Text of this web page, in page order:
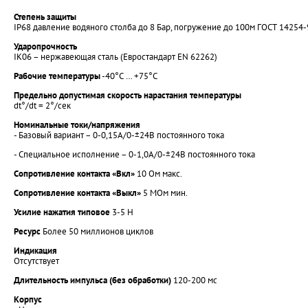
Степень защиты
IP68 давление водяного столба до 8 Бар, погружение до 100м ГОСТ
Ударопрочность
IK06 – нержавеющая сталь (Евростандарт EN 62262)
Рабочие температуры-40°С … +75°С
Предельно допустимая скорость нарастания температуры
dt°/dt = 2°/сек
Номинальные токи/напряжения
- Базовый вариант – 0-0,15А/0-±24В постоянного тока
- Специальное исполнение – 0-1,0А/0-±24В постоянного тока
Сопротивление контакта «Вкл» 10 Ом макс.
Сопротивление контакта «Выкл» 5 МОм мин.
Усилие нажатия типовое 3-5 Н
Ресурс Более 50 миллионов циклов
Индикация
Отсутствует
Длительность импульса (без обработки) 120-200 мс
Корпус